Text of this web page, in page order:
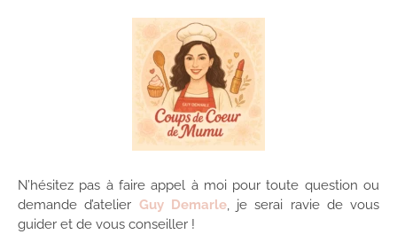
N’hésitez pas à faire appel à moi pour toute question ou
demande d’atelier Guy Demarle, je serai ravie de vous
guider et de vous conseiller !